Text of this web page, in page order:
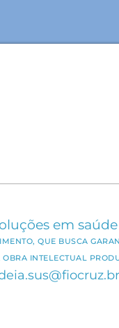
em
QUE BUSCA
INTELECTUAL